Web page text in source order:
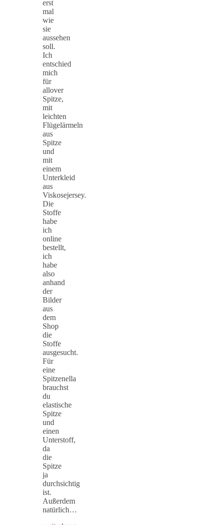
erst
mal
wie
sie
aussehen
soll.
Ich
entschied
mich
für
allover
Spitze,
mit
leichten
Flügelärmeln
aus
Spitze
und
mit
einem
Unterkleid
aus
Viskosejersey.
Die
Stoffe
habe
ich
online
bestellt,
ich
habe
also
anhand
der
Bilder
aus
dem
Shop
die
Stoffe
ausgesucht.
Für
eine
Spitzenella
brauchst
du
elastische
Spitze
und
einen
Unterstoff,
da
die
Spitze
ja
durchsichtig
ist.
Außerdem
natürlich…